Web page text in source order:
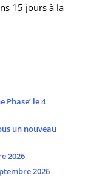
15 jours à la
Phase’ le 4
un nouveau
2026
2026